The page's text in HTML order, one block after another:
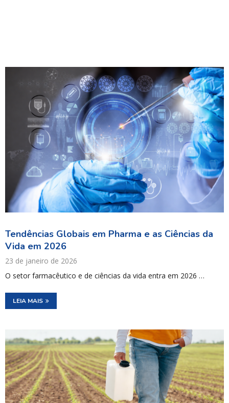
Tendências Globais em Pharma e as Ciências da
Vida em 2026
23 de janeiro de 2026
O setor farmacêutico e de ciências da vida entra em 2026 …
LEIA MAIS